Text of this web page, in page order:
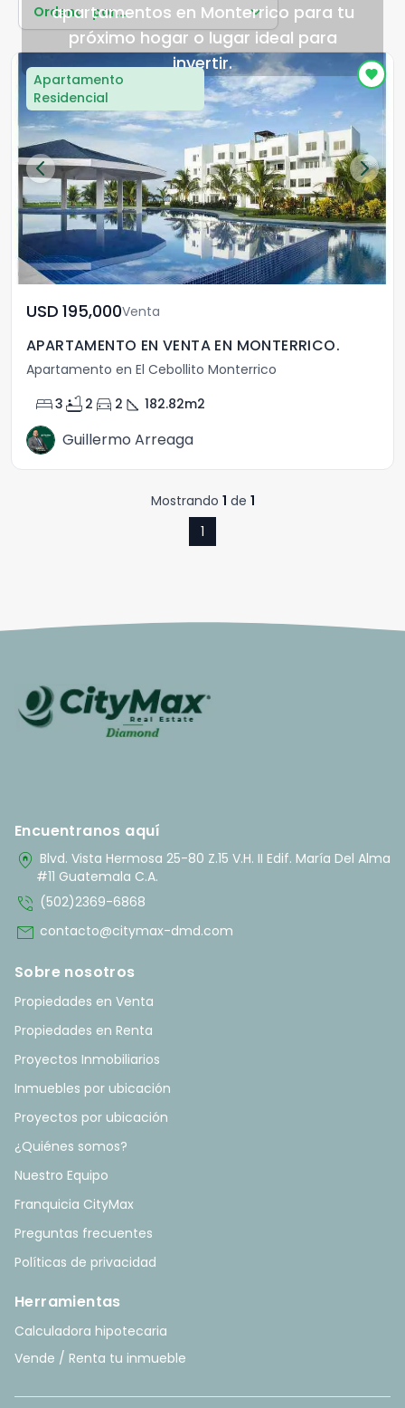
apartamentos en Monterrico para tu
próximo hogar o lugar ideal para
invertir.
Ordenar por...
Apartamento
Residencial
USD	195,000Venta
APARTAMENTO EN VENTA EN MONTERRICO.
Apartamento en El Cebollito Monterrico
bed3 bathtub 2 directions_car 2 square_foot 182.82m2
Guillermo Arreaga
Mostrando 1 de 1
1
Encuentranos aquí
home_pin Blvd. Vista Hermosa 25-80 Z.15 V.H. II Edif. María Del Alma
#11 Guatemala C.A.
phone_in_talk (502)2369-6868
mail contacto@citymax-dmd.com
Sobre nosotros
Propiedades en Venta
Propiedades en Renta
Proyectos Inmobiliarios
Inmuebles por ubicación
Proyectos por ubicación
¿Quiénes somos?
Nuestro Equipo
Franquicia CityMax
Preguntas frecuentes
Políticas de privacidad
Herramientas
Calculadora hipotecaria
Vende / Renta tu inmueble